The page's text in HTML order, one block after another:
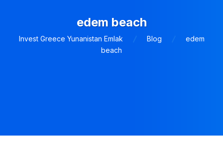
edem beach
Invest Greece Yunanistan Emlak Blog
edem
beach